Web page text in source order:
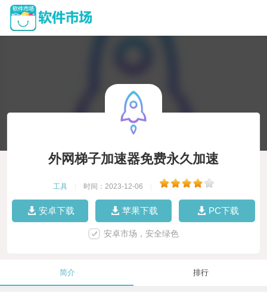
外网梯子加速器免费永久加速
工具 时间：2023-12-06
安卓下载 苹果下载 PC下载
安卓市场，安全绿色
简介 排行